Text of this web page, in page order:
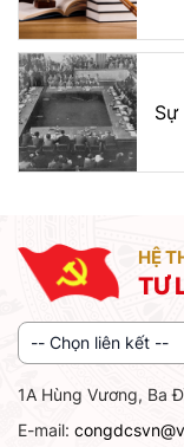
Sự
HỆ
TƯ
-- Chọn liên kết --
1A Hùng Vương, Ba
E-mail: